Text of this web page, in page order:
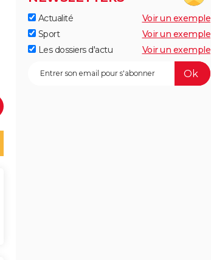
Actualité
Voir un exemple
Sport
Voir un exemple
Les dossiers d'actu
Voir un exemple